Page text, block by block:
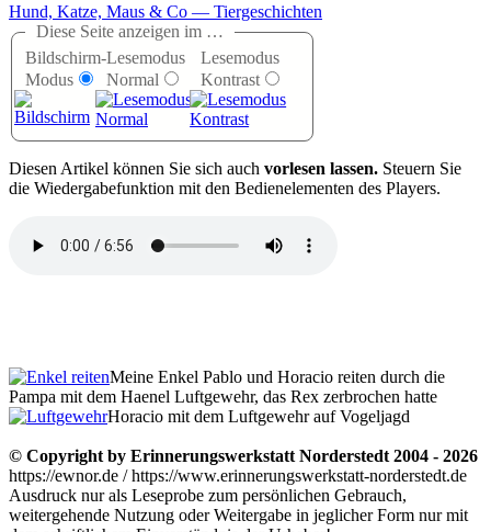
Hund, Katze, Maus & Co — Tiergeschichten
Diese Seite anzeigen im …
Bildschirm-
Modus
Lesemodus
Normal
Lesemodus
Kontrast
Diesen Artikel können Sie sich auch vorlesen lassen. Steuern Sie
die Wiedergabefunktion mit den Bedienelementen des Players.
Meine Enkel Pablo und Horacio reiten durch die
Pampa mit dem Haenel Luftgewehr, das Rex zerbrochen hatte
Horacio mit dem Luftgewehr auf Vogeljagd
© Copyright by Erinnerungswerkstatt Norderstedt 2004 - 2026
https://ewnor.de / https://www.erinnerungswerkstatt-norderstedt.de
Ausdruck nur als Leseprobe zum persönlichen Gebrauch,
weitergehende Nutzung oder Weitergabe in jeglicher Form nur mit